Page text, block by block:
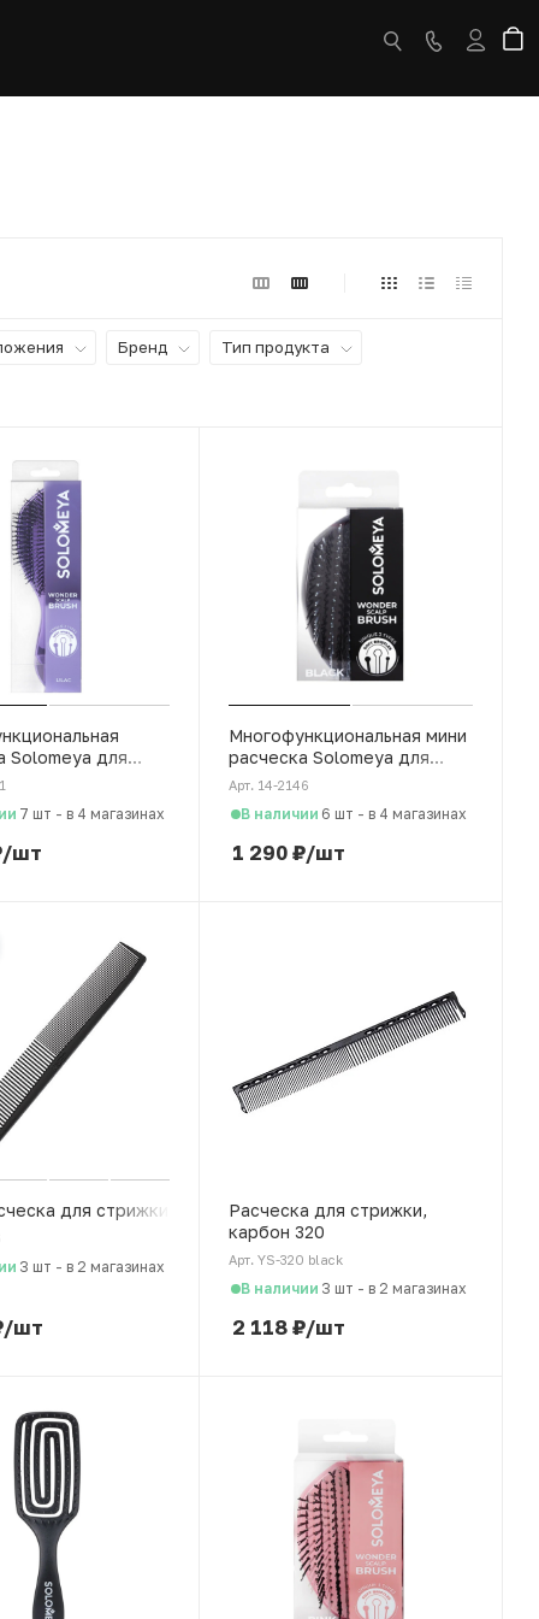
Бренд Тип продукта
Solomeya для
массажа и
7 шт - в 4 магазинах
/шт
Многофункциональная мини
расческа Solomeya для
распутывания, массажа и
Арт. 14-2146
В наличии 6 шт - в 4 магазинах
1 290₽/шт
для стрижки
3 шт - в 2 магазинах
/шт
Расческа для стрижки,
карбон 320
Арт. YS-320 black
В наличии 3 шт - в 2 магазинах
2 118₽/шт